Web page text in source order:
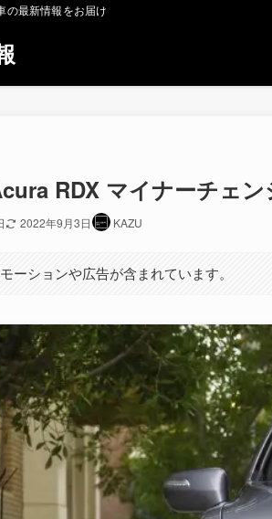
の最新情報をお届け
RDX マイナーチェ
2022年9月3日 KAZU
ーションや広告が含まれています。